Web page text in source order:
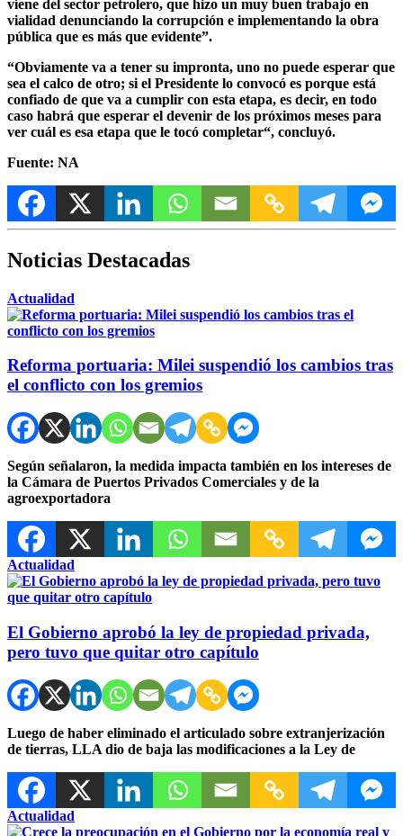
viene del sector petrolero, que hizo un muy buen trabajo en
vialidad denunciando la corrupción e implementando la obra
pública que es más que evidente”.
“Obviamente va a tener su impronta, uno no puede esperar que
sea el calco de otro; si el Presidente lo convocó es porque está
confiado de que va a cumplir con esta etapa, es decir, en todo
caso habrá que esperar el devenir de los próximos meses para
ver cuál es esa etapa que le tocó completar“, concluyó.
Fuente: NA
Noticias Destacadas
Actualidad
Reforma portuaria: Milei suspendió los cambios tras
el conflicto con los gremios
Según señalaron, la medida impacta también en los intereses de
la Cámara de Puertos Privados Comerciales y de la
agroexportadora
Actualidad
El Gobierno aprobó la ley de propiedad privada,
pero tuvo que quitar otro capítulo
Luego de haber eliminado el articulado sobre extranjerización
de tierras, LLA dio de baja las modificaciones a la Ley de
Actualidad